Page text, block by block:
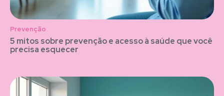
Prevenção
5 mitos sobre prevenção e acesso à saúde que você
precisa esquecer